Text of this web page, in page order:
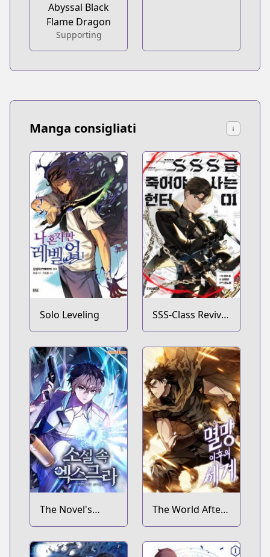
Abyssal Black
Flame Dragon
Supporting
Manga consigliati ↓
Solo Leveling
SSS-Class Revival
Hunter
The Novel's
Extra
The World After
the Fall